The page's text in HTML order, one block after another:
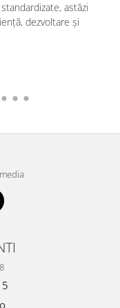
astăzi
dezvoltare și